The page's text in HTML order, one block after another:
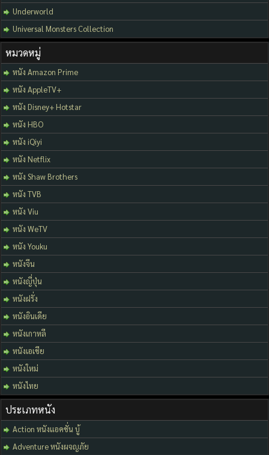
Underworld
Universal Monsters Collection
หมวดหมู่
หนัง Amazon Prime
หนัง AppleTV+
หนัง Disney+ Hotstar
หนัง HBO
หนัง iQiyi
หนัง Netflix
หนัง Shaw Brothers
หนัง TVB
หนัง Viu
หนัง WeTV
หนัง Youku
หนังจีน
หนังญี่ปุ่น
หนังฝรั่ง
หนังอินเดีย
หนังเกาหลี
หนังเอเชีย
หนังใหม่
หนังไทย
ประเภทหนัง
Action หนังแอคชั่น บู้
Adventure หนังผจญภัย